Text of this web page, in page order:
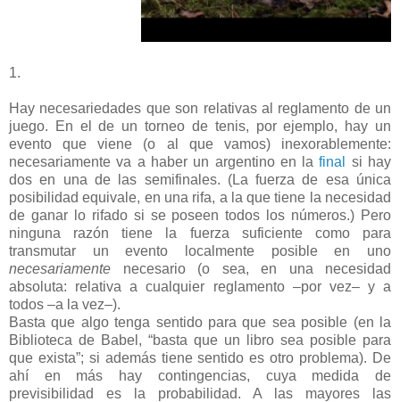
1.
Hay necesariedades que son relativas al reglamento de un
juego. En el de un torneo de tenis, por ejemplo, hay un
evento que viene (o al que vamos) inexorablemente:
necesariamente va a haber un argentino en lafinal
si hay
dos en una de las semifinales. (La fuerza de esa única
posibilidad equivale, en una rifa, a la que tiene la necesidad
de ganar lo rifado si se poseen todos los números.) Pero
ninguna razón tiene la fuerza suficiente como para
transmutar un evento localmente posible en uno
necesariamente necesario (o sea, en una necesidad
absoluta: relativa a cualquier reglamento –por vez– y a
todos –a la vez–).
Basta que algo tenga sentido para que sea posible (en la
Biblioteca de Babel, “basta que un libro sea posible para
que exista”; si además tiene sentido es otro problema). De
ahí en más hay contingencias, cuya medida de
previsibilidad es la probabilidad. A las mayores las